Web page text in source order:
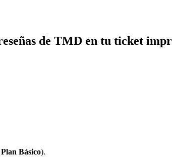
de TMD en tu ticket
Plan Básico).